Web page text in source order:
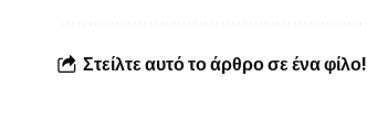
Στείλτε αυτό το άρθρο σε ένα φίλο!